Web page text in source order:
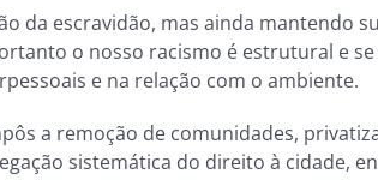
da escravidão, mas ainda mantendo
o nosso racismo é estrutural e
e na relação com o ambiente.
a remoção de comunidades,
sistemática do direito à cidade,